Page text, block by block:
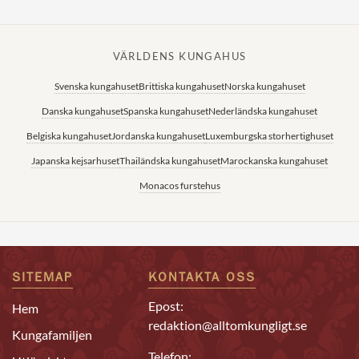
VÄRLDENS KUNGAHUS
Svenska kungahusetBrittiska kungahusetNorska kungahuset
Danska kungahusetSpanska kungahusetNederländska kungahuset
Belgiska kungahusetJordanska kungahusetLuxemburgska storhertighuset
Japanska kejsarhusetThailändska kungahusetMarockanska kungahuset
Monacos furstehus
SITEMAP
Hem
Kungafamiljen
KONTAKTA OSS
Epost:
redaktion@alltomkungligt.se